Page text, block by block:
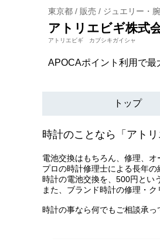
東京都 / 販売 / ジュエリー・
アトリエビギ株式
アトリエビギ カブシキガイシャ
APOCAポイント利用で最
トップ
時計のことなら「アト
電池交換はもちろん、修理、
プロの時計修理士による長年の
時計の電池交換を、500円とい
また、ブランド時計の修理・
時計の事なら何でもご相談承っ